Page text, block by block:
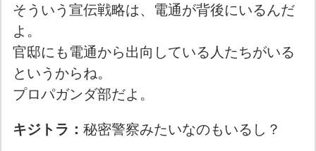
そういう宣伝戦略は、電通が背後にいるんだ
よ。
官邸にも電通から出向している人たちがいる
というからね。
プロパガンダ部だよ。
キジトラ：秘密警察みたいなのもいるし？